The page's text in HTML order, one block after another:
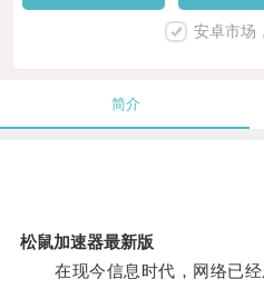
安卓市场
简介
松鼠加速器最新版
在现今信息时代，网络已经